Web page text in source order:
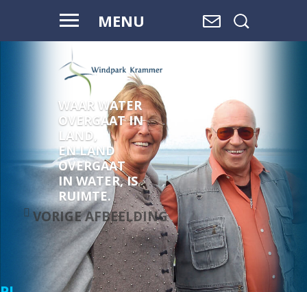
MENU
WAAR WATER
OVERGAAT IN
LAND,
EN LAND
OVERGAAT
IN WATER, IS
RUIMTE.
VORIGE AFBEELDING